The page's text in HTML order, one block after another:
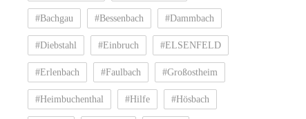
#Bachgau #Bessenbach #Dammbach
#Diebstahl #Einbruch #ELSENFELD
#Erlenbach #Faulbach #Großostheim
#Heimbuchenthal #Hilfe #Hösbach